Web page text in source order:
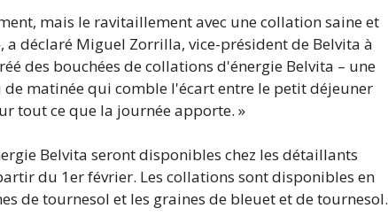
mais le ravitaillement avec une collation saine et
a déclaré Miguel Zorrilla, vice-président de Belvita à
des bouchées de collations d'énergie Belvita – une
matinée qui comble l'écart entre le petit déjeuner
tout ce que la journée apporte. »
Belvita seront disponibles chez les détaillants
du 1er février. Les collations sont disponibles en
de tournesol et les graines de bleuet et de tournesol.